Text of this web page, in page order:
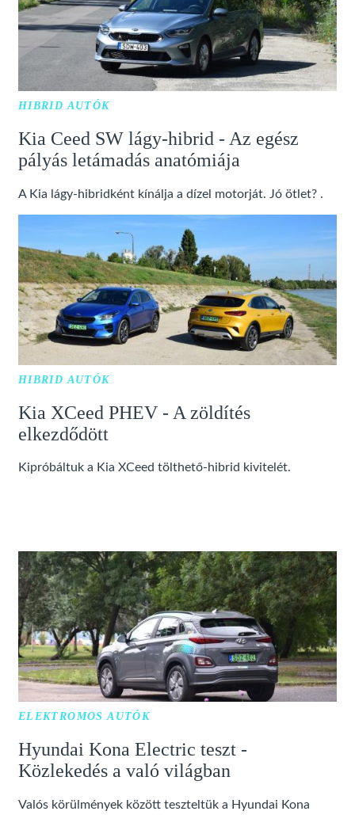
HIBRID AUTÓK
Kia Ceed SW lágy-hibrid - Az egész
pályás letámadás anatómiája
A Kia lágy-hibridként kínálja a dízel motorját. Jó ötlet? .
HIBRID AUTÓK
Kia XCeed PHEV - A zöldítés
elkezdődött
Kipróbáltuk a Kia XCeed tölthető-hibrid kivitelét.
ELEKTROMOS AUTÓK
Hyundai Kona Electric teszt -
Közlekedés a való világban
Valós körülmények között teszteltük a Hyundai Kona